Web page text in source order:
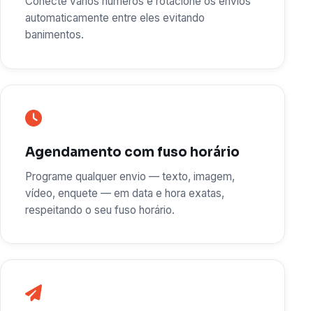
automaticamente entre eles evitando
banimentos.
Agendamento com fuso horário
Programe qualquer envio — texto, imagem,
vídeo, enquete — em data e hora exatas,
respeitando o seu fuso horário.